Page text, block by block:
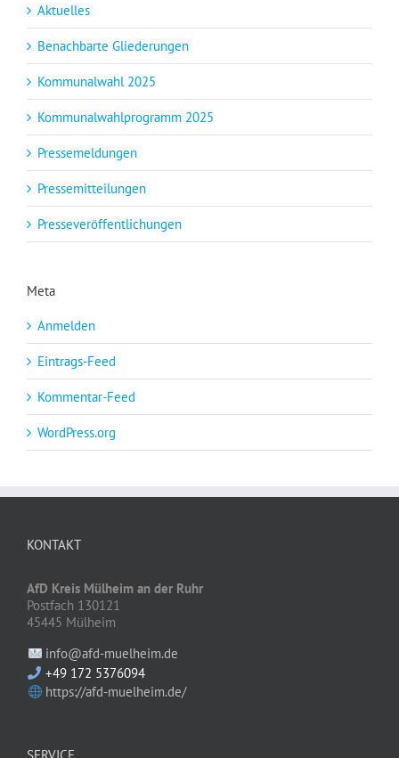
Aktuelles
Benachbarte Gliederungen
Kommunalwahl 2025
Kommunalwahlprogramm 2025
Pressemeldungen
Pressemitteilungen
Presseveröffentlichungen
Meta
Anmelden
Eintrags-Feed
Kommentar-Feed
WordPress.org
KONTAKT
AfD Kreis Mülheim an der Ruhr
Postfach 130121
45445 Mülheim
info@afd-muelheim.de
+49 172 5376094
https://afd-muelheim.de/